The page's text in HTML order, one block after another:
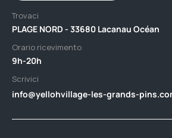
Trovaci
PLAGE NORD - 33680 Lacanau Océan
Orario ricevimento
9h-20h
Scrivici
info@yellohvillage-les-grands-